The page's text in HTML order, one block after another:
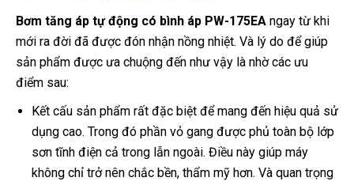
Bơm tăng áp tự động có bình áp PW-175EA ngay từ khi
mới ra đời đã được đón nhận nồng nhiệt. Và lý do để giúp
sản phẩm được ưa chuộng đến như vậy là nhờ các ưu
điểm sau:
Kết cấu sản phẩm rất đặc biệt để mang đến hiệu quả sử
dụng cao. Trong đó phần vỏ gang được phủ toàn bộ lớp
sơn tĩnh điện cả trong lẫn ngoài. Điều này giúp máy
không chỉ trở nên chắc bền, thẩm mỹ hơn. Và quan trọng